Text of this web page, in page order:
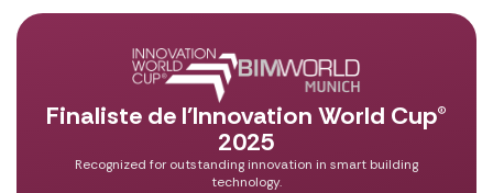
Finaliste de l'Innovation World Cup®
2025
Recognized for outstanding innovation in smart building
technology.